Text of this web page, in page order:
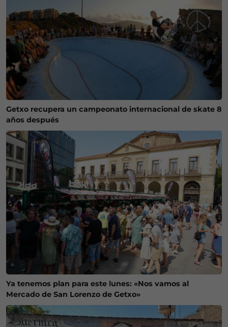
Getxo recupera un campeonato internacional de skate 8
años después
Ya tenemos plan para este lunes: «Nos vamos al
Mercado de San Lorenzo de Getxo»